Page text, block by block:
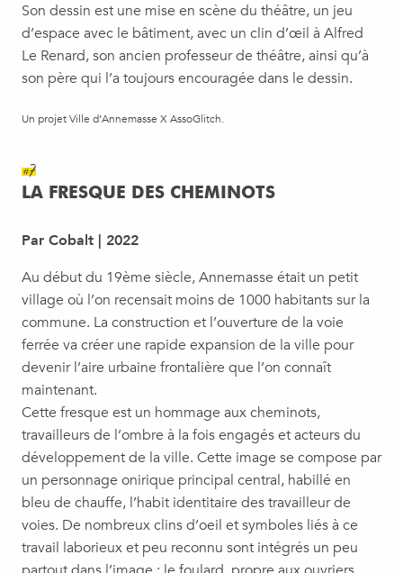
Son dessin est une mise en scène du théâtre, un jeu
d’espace avec le bâtiment, avec un clin d’œil à Alfred
Le Renard, son ancien professeur de théâtre, ainsi qu’à
son père qui l’a toujours encouragée dans le dessin.
Un projet Ville d’Annemasse X AssoGlitch.
#7
LA FRESQUE DES CHEMINOTS
Par Cobalt | 2022
Au début du 19ème siècle, Annemasse était un petit
village où l’on recensait moins de 1000 habitants sur la
commune. La construction et l’ouverture de la voie
ferrée va créer une rapide expansion de la ville pour
devenir l’aire urbaine frontalière que l’on connaît
maintenant.
Cette fresque est un hommage aux cheminots,
travailleurs de l’ombre à la fois engagés et acteurs du
développement de la ville. Cette image se compose par
un personnage onirique principal central, habillé en
bleu de chauffe, l’habit identitaire des travailleur de
voies. De nombreux clins d’oeil et symboles liés à ce
travail laborieux et peu reconnu sont intégrés un peu